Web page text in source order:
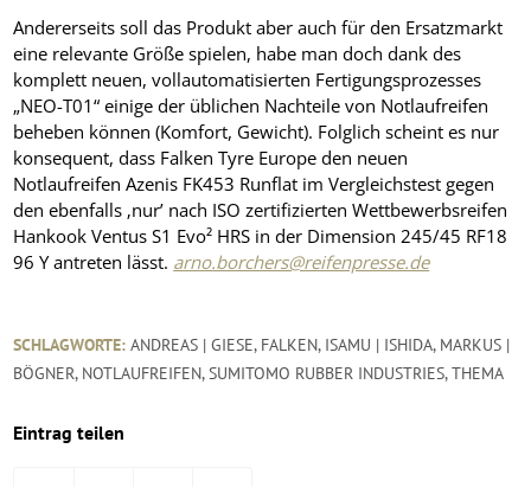
Andererseits soll das Produkt aber auch für den Ersatzmarkt
eine relevante Größe spielen, habe man doch dank des
komplett neuen, vollautomatisierten Fertigungsprozesses
„NEO-T01“ einige der üblichen Nachteile von Notlaufreifen
beheben können (Komfort, Gewicht). Folglich scheint es nur
konsequent, dass Falken Tyre Europe den neuen
Notlaufreifen Azenis FK453 Runflat im Vergleichstest gegen
den ebenfalls ‚nur’ nach ISO zertifizierten Wettbewerbsreifen
Hankook Ventus S1 Evo² HRS in der Dimension 245/45 RF18
96 Y antreten lässt. arno.borchers@reifenpresse.de
SCHLAGWORTE: ANDREAS | GIESE, FALKEN, ISAMU | ISHIDA, MARKUS |
BÖGNER, NOTLAUFREIFEN,SUMITOMO RUBBER INDUSTRIES,THEMA
Eintrag teilen